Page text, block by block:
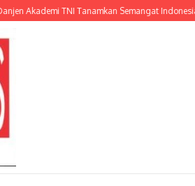
TNI Tanamkan Semangat Indonesia